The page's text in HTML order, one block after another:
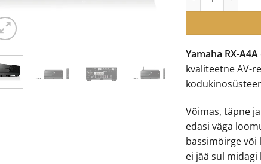
Yamaha RX-A4A
kvaliteetne AV-
Võimas, täpne
edasi väga
bassimöirge või
ei jää sul